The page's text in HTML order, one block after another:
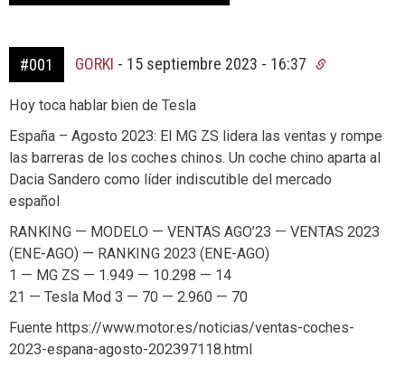
#001 GORKI - 15 septiembre 2023 - 16:37
Hoy toca hablar bien de Tesla
España – Agosto 2023: El MG ZS lidera las ventas y rompe
las barreras de los coches chinos. Un coche chino aparta al
Dacia Sandero como líder indiscutible del mercado
español
RANKING — MODELO — VENTAS AGO’23 — VENTAS 2023
(ENE-AGO) — RANKING 2023 (ENE-AGO)
1 — MG ZS — 1.949 — 10.298 — 14
21 — Tesla Mod 3 — 70 — 2.960 — 70
Fuente https://www.motor.es/noticias/ventas-coches-
2023-espana-agosto-202397118.html